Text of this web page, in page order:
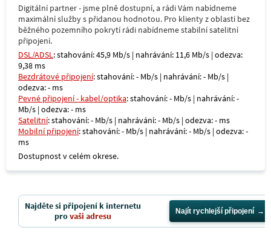
Digitální partner - jsme plně dostupní, a rádi Vám nabídneme
maximální služby s přidanou hodnotou. Pro klienty z oblastí bez
běžného pozemního pokrytí rádi nabídneme stabilní satelitní
připojení.
DSL/ADSL: stahování: 45,9 Mb/s | nahrávání: 11,6 Mb/s | odezva:
9,38 ms
Bezdrátové připojení: stahování: - Mb/s | nahrávání: - Mb/s |
odezva: - ms
Pevné připojení - kabel/optika: stahování: - Mb/s | nahrávání: -
Mb/s | odezva: - ms
Satelitní: stahování: - Mb/s | nahrávání: - Mb/s | odezva: - ms
Mobilní připojení: stahování: - Mb/s | nahrávání: - Mb/s | odezva: -
ms
Dostupnost v celém okrese.
Najděte si připojení k internetu
provaši adresu Najít rychlejší připojení